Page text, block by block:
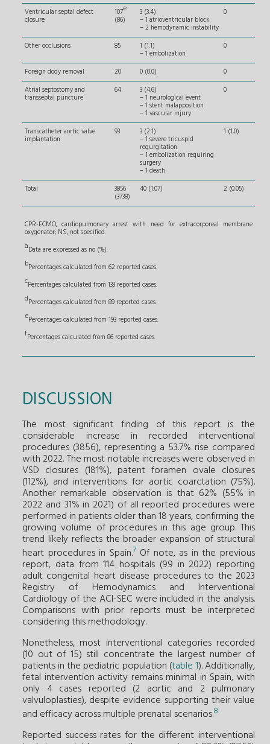
Ventricular septal defect
closure
107e
(86)
3 (3.4)
– 1 atrioventricular block
– 2 hemodynamic instability
0
Other occlusions 85 1 (1.1)
– 1 embolization
0
Foreign dody removal 20 0 (0.0)
0
Atrial septostomy and
transseptal puncture
64 3 (4.6)
– 1 neurological event
– 1 stent malapposition
– 1 vascular injury
0
Transcatheter aortic valve
implantation
93 3 (2.1)
– 1 severe tricuspid
regurgitation
– 1 embolization requiring
surgery
– 1 death
1 (1,0)
Total 3856
(3738)
40 (1.07) 2 (0.05)
CPR-ECMO, cardiopulmonary arrest with need for extracorporeal membrane
oxygenator; NS, not specified.
aData are expressed as no (%).
bPercentages calculated from 62 reported cases.
cPercentages calculated from 133 reported cases.
dPercentages calculated from 89 reported cases.
ePercentages calculated from 193 reported cases.
fPercentages calculated from 86 reported cases.
DISCUSSION
The most significant finding of this report is the
considerable increase in recorded interventional
procedures (3856), representing a 53.7% rise compared
with 2022. The most notable increases were observed in
VSD closures (181%), patent foramen ovale closures
(112%), and interventions for aortic coarctation (75%).
Another remarkable observation is that 62% (55% in
2022 and 31% in 2021) of all reported procedures were
performed in patients older than 18 years, confirming the
growing volume of procedures in this age group. This
trend likely reflects the broader expansion of structural
heart procedures in Spain.7Of note, as in the previous
report, data from 114 hospitals (99 in 2022) reporting
adult congenital heart disease procedures to the 2023
Registry of Hemodynamics and Interventional
Cardiology of the ACI-SEC were included in the analysis.
Comparisons with prior reports must be interpreted
considering this methodology.
Nonetheless, most interventional categories recorded
(10 out of 15) still concentrate the largest number of
patients in the pediatric population (table 1). Additionally,
fetal intervention activity remains minimal in Spain, with
only 4 cases reported (2 aortic and 2 pulmonary
valvuloplasties), despite evidence supporting their value
and efficacy across multiple prenatal scenarios.8
Reported success rates for the different interventional